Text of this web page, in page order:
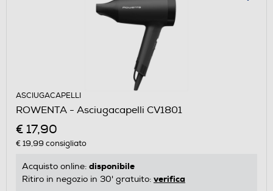
ASCIUGACAPELLI
ROWENTA - Asciugacapelli CV1801
€ 17,90
€ 19,99 consigliato
Acquisto online: disponibile
Ritiro in negozio in 30' gratuito: verifica